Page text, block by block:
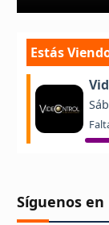
Síguenos en